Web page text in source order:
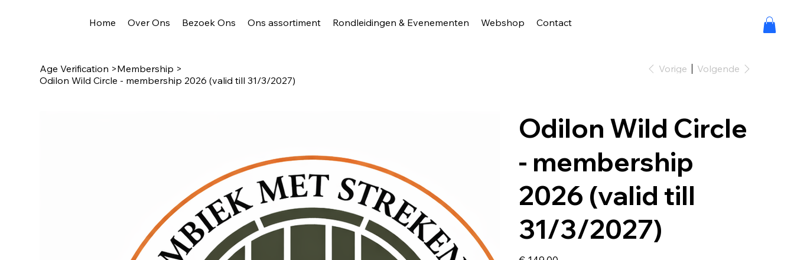
Home Over Ons Bezoek Ons Ons assortiment Rondleidingen & Evenementen Webshop Contact
Age Verification >Membership >
Odilon Wild Circle - membership 2026 (valid till 31/3/2027)
Vorige Volgende
Odilon Wild Circle
- membership
2026 (valid till
31/3/2027)
Prijs